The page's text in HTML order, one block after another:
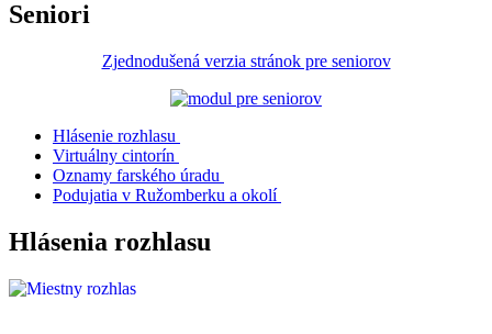
Seniori
Zjednodušená verzia stránok pre seniorov
Hlásenie rozhlasu
Virtuálny cintorín
Oznamy farského úradu
Podujatia v Ružomberku a okolí
Hlásenia rozhlasu